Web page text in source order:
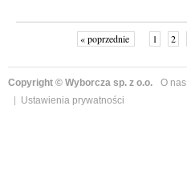
« poprzednie 1 2
Copyright © Wyborcza sp. z o.o. O nas
Ustawienia prywatności